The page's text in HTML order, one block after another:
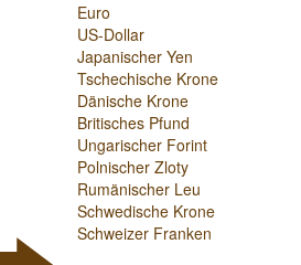
Euro
US-Dollar
Japanischer Yen
Tschechische Krone
Dänische Krone
Britisches Pfund
Ungarischer Forint
Polnischer Zloty
Rumänischer Leu
Schwedische Krone
Schweizer Franken